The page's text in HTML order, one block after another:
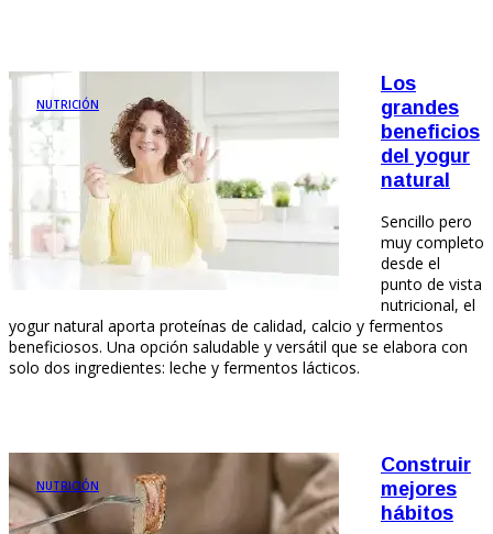
NUTRICIÓN
Los
grandes
beneficios
del yogur
natural
Sencillo pero
muy completo
desde el
punto de vista
nutricional, el
yogur natural aporta proteínas de calidad, calcio y fermentos
beneficiosos. Una opción saludable y versátil que se elabora con
solo dos ingredientes: leche y fermentos lácticos.
NUTRICIÓN
Construir
mejores
hábitos